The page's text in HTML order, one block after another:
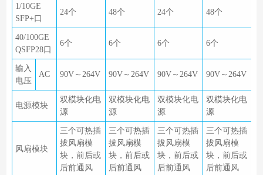
1/10GE
SFP+口
24个 48个 24个 48个
40/100GE
QSFP28口
6个 6个 6个 6个
输入
电压
AC 90V～264V 90V～264V 90V～264V 90V～264V
电源模块
双模块化电
源
双模块化电
源
双模块化电
源
双模块化电
源
风扇模块
三个可热插
拔风扇模
块，前后或
后前通风
三个可热插
拔风扇模
块，前后或
后前通风
三个可热插
拔风扇模
块，前后或
后前通风
三个可热插
拔风扇模
块，前后或
后前通风